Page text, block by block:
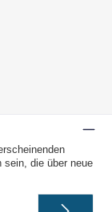
sein, die über neue